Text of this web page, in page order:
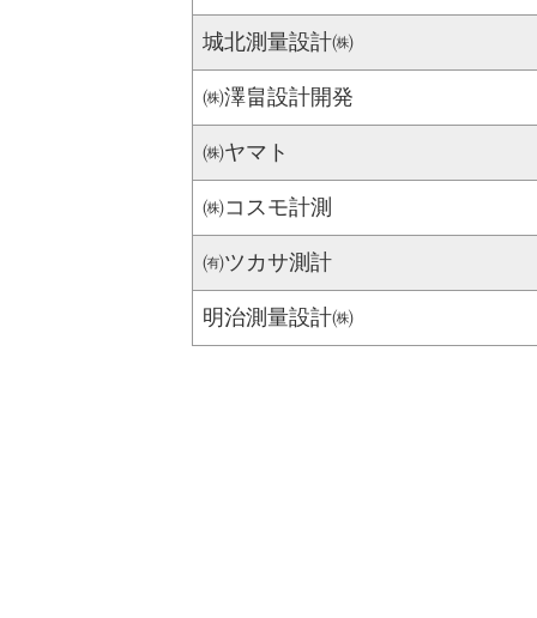
城北測量設計㈱
㈱澤畠設計開発
㈱ヤマト
㈱コスモ計測
㈲ツカサ測計
明治測量設計㈱